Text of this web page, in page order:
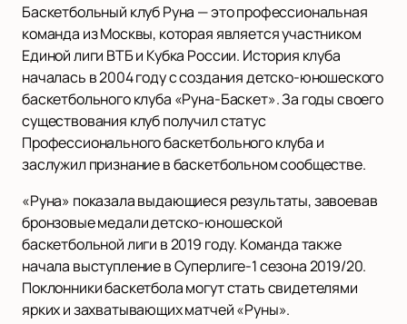
Баскетбольный клуб Руна — это профессиональная
команда из Москвы, которая является участником
Единой лиги ВТБ и Кубка России. История клуба
началась в 2004 году с создания детско-юношеского
баскетбольного клуба «Руна-Баскет». За годы своего
существования клуб получил статус
Профессионального баскетбольного клуба и
заслужил признание в баскетбольном сообществе.
«Руна» показала выдающиеся результаты, завоевав
бронзовые медали детско-юношеской
баскетбольной лиги в 2019 году. Команда также
начала выступление в Суперлиге-1 сезона 2019/20.
Поклонники баскетбола могут стать свидетелями
ярких и захватывающих матчей «Руны».